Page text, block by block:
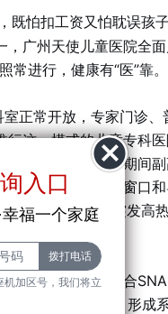
既怕扣工资又怕耽误孩
广州天使儿童医院全面
进行，健康有“医”靠。
正常开放，专家门诊、
这一模式的儿童专科医
是专家保障，五一期间
增设节假日收费窗口
24小时畅通，突发高热
试精准评估，结合
刺激和行为训练，形成
入口
福一个家庭
加区号，我们将立